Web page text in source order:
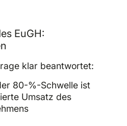
EuGH:
klar beantwortet:
80-%-Schwelle ist
Umsatz des